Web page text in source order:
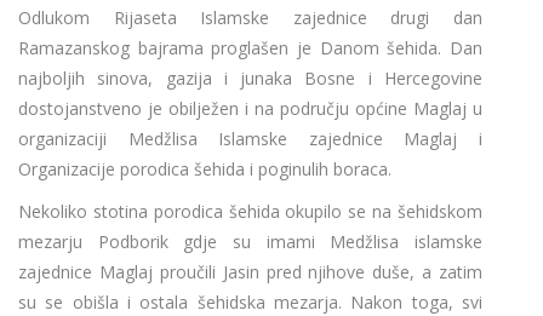
Odlukom Rijaseta Islamske zajednice drugi dan
Ramazanskog bajrama proglašen je Danom šehida. Dan
najboljih sinova, gazija i junaka Bosne i Hercegovine
dostojanstveno je obilježen i na području općine Maglaj u
organizaciji Medžlisa Islamske zajednice Maglaj i
Organizacije porodica šehida i poginulih boraca.
Nekoliko stotina porodica šehida okupilo se na šehidskom
mezarju Podborik gdje su imami Medžlisa islamske
zajednice Maglaj proučili Jasin pred njihove duše, a zatim
su se obišla i ostala šehidska mezarja. Nakon toga, svi